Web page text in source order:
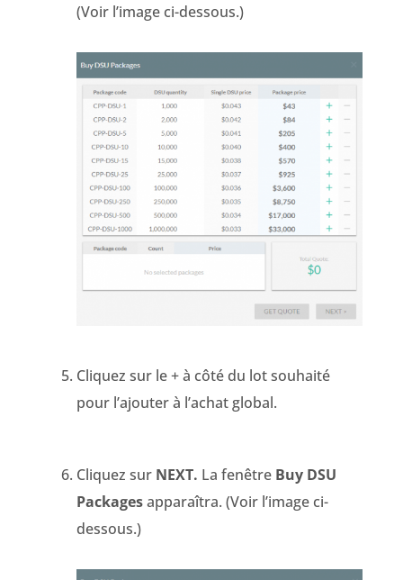
(Voir l’image ci-dessous.)
Cliquez sur le + à côté du lot souhaité
pour l’ajouter à l’achat global.
Cliquez sur NEXT. La fenêtre Buy DSU
Packagesapparaîtra. (Voir l’image ci-
dessous.)